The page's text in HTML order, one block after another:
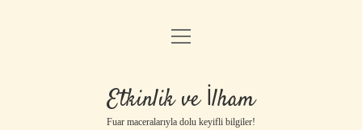
Anasayfa
Gizlilik Politikası
Yasal Uyarı
menüyü
Etkinlik ve İlham
Fuar maceralarıyla dolu keyifli bilgiler!